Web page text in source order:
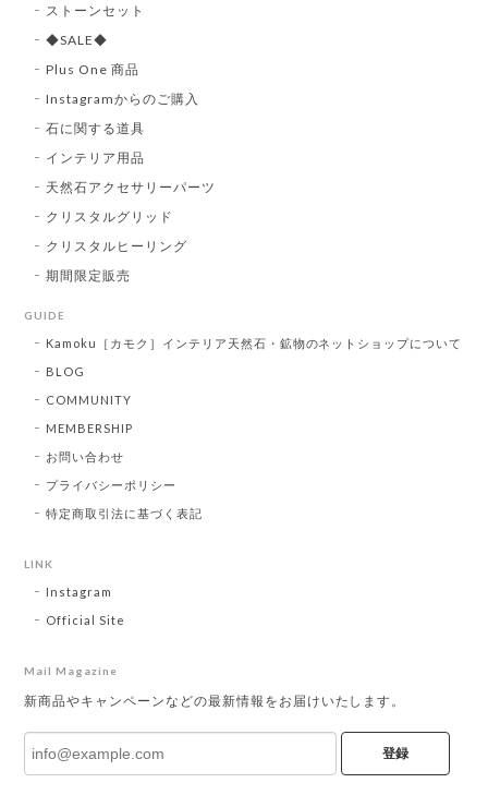
ストーンセット
◆SALE◆
Plus One 商品
Instagramからのご購入
石に関する道具
インテリア用品
天然石アクセサリーパーツ
クリスタルグリッド
クリスタルヒーリング
期間限定販売
GUIDE
Kamoku［カモク］インテリア天然石・鉱物のネットショップについて
BLOG
COMMUNITY
MEMBERSHIP
お問い合わせ
プライバシーポリシー
特定商取引法に基づく表記
LINK
Instagram
Official Site
Mail Magazine
新商品やキャンペーンなどの最新情報をお届けいたします。
登録